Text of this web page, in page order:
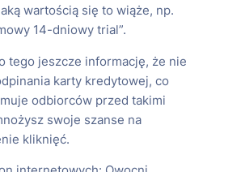
wartością się to wiąże, np.
14-dniowy trial”.
tego jeszcze informację, że nie
karty kredytowej, co
odbiorców przed takimi
swoje szanse na
kliknięć.